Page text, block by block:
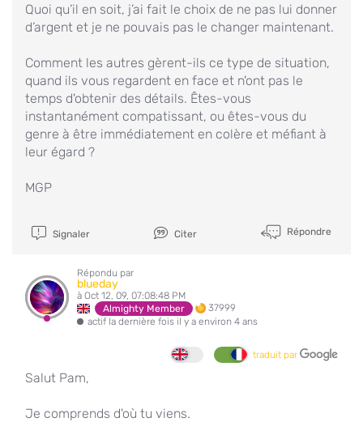
Quoi qu’il en soit, j’ai fait le choix de ne pas lui donner
d’argent et je ne pouvais pas le changer maintenant.
Comment les autres gèrent-ils ce type de situation,
quand ils vous regardent en face et n'ont pas le
temps d'obtenir des détails. Êtes-vous
instantanément compatissant, ou êtes-vous du
genre à être immédiatement en colère et méfiant à
leur égard ?
MGP
Signaler Citer Répondre
Répondu par
blueday
à Oct 12, 09, 07:08:48 PM
Almighty Member
37999
actif la dernière fois il y a environ 4 ans
traduit par
Salut Pam,
Je comprends d'où tu viens.